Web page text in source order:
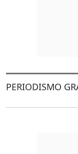
PERIODISMO